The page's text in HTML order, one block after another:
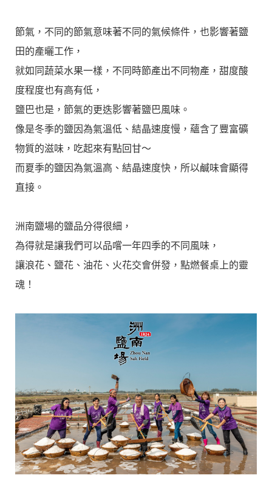
節氣，不同的節氣意味著不同的氣候條件，也影響著鹽
田的產曬工作，
就如同蔬菜水果一樣，不同時節產出不同物產，甜度酸
度程度也有高有低，
鹽巴也是，節氣的更迭影響著鹽巴風味。
像是冬季的鹽因為氣溫低、結晶速度慢，蘊含了豐富礦
物質的滋味，吃起來有點回甘～
而夏季的鹽因為氣溫高、結晶速度快，所以鹹味會顯得
直接。
洲南鹽場的鹽品分得很細，
為得就是讓我們可以品嚐一年四季的不同風味，
讓浪花、鹽花、油花、火花交會併發，點燃餐桌上的靈
魂！